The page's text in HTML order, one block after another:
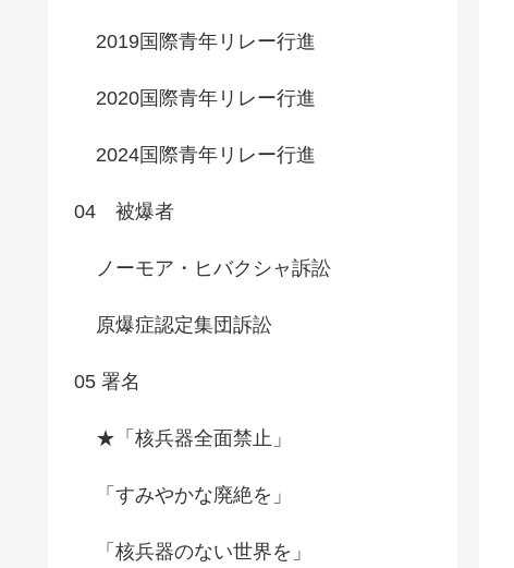
2019国際青年リレー行進
2020国際青年リレー行進
2024国際青年リレー行進
04 被爆者
ノーモア・ヒバクシャ訴訟
原爆症認定集団訴訟
05 署名
★「核兵器全面禁止」
「すみやかな廃絶を」
「核兵器のない世界を」